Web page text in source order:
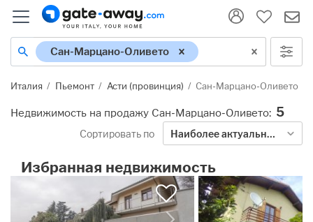
Местонахождение
Сан-Марцано-Оливето
Италия Пьемонт Асти (провинция) Сан-Марцано-Оливето
Недвижимость на продажу Сан-Марцано-Оливето: 5
Сортировать по Наиболее актуальными
Избранная недвижимость